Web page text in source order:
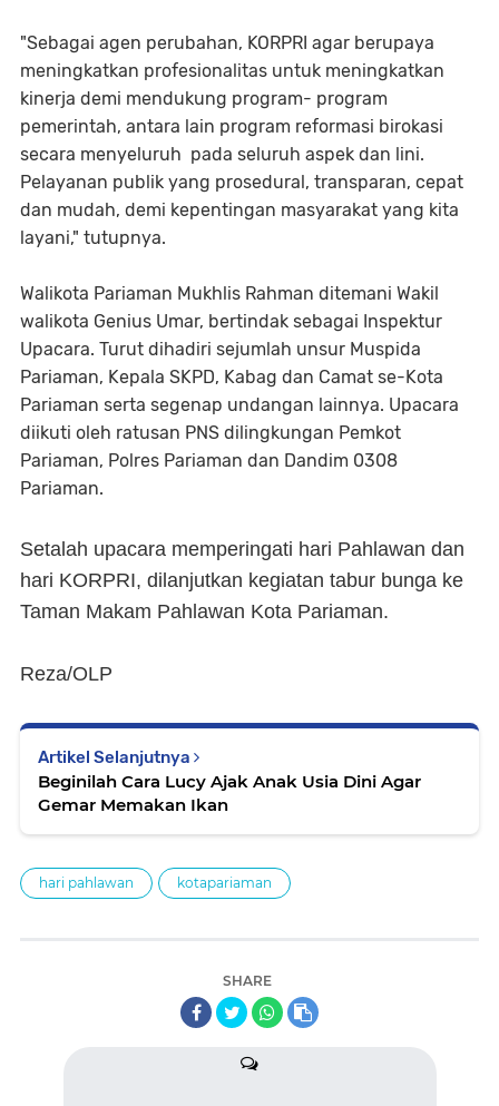
"Sebagai agen perubahan, KORPRI agar berupaya
meningkatkan profesionalitas untuk meningkatkan
kinerja demi mendukung program- program
pemerintah, antara lain program reformasi birokasi
secara menyeluruh pada seluruh aspek dan lini.
Pelayanan publik yang prosedural, transparan, cepat
dan mudah, demi kepentingan masyarakat yang kita
layani," tutupnya.
Walikota Pariaman Mukhlis Rahman ditemani Wakil
walikota Genius Umar, bertindak sebagai Inspektur
Upacara. Turut dihadiri sejumlah unsur Muspida
Pariaman, Kepala SKPD, Kabag dan Camat se-Kota
Pariaman serta segenap undangan lainnya. Upacara
diikuti oleh ratusan PNS dilingkungan Pemkot
Pariaman, Polres Pariaman dan Dandim 0308
Pariaman.
Setalah upacara memperingati hari Pahlawan dan
hari KORPRI, dilanjutkan kegiatan tabur bunga ke
Taman Makam Pahlawan Kota Pariaman.
Reza/OLP
Artikel Selanjutnya
Beginilah Cara Lucy Ajak Anak Usia Dini Agar
Gemar Memakan Ikan
hari pahlawan kotapariaman
SHARE